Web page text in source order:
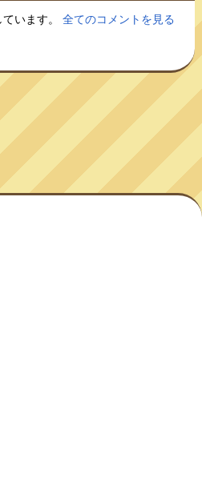
ています。全てのコメントを見る